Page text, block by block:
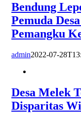
Bendung
Pemuda
Pemangku
admin2022-07-
Desa Melek
Disparitas